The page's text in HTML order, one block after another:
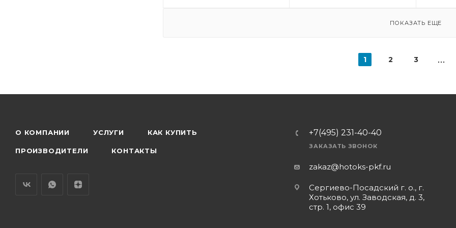
ПОКАЗАТЬ ЕЩЕ
1 2 3
О КОМПАНИИ УСЛУГИ КАК КУПИТЬ
ПРОИЗВОДИТЕЛИ КОНТАКТЫ
+7(495) 231-40-40
ЗАКАЗАТЬ ЗВОНОК
zakaz@hotoks-pkf.ru
Сергиево-Посадский г. о., г.
Хотьково, ул. Заводская, д. 3,
стр. 1, офис 39